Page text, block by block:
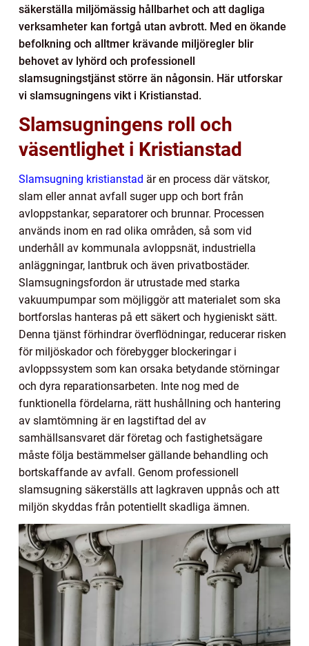
säkerställa miljömässig hållbarhet och att dagliga
verksamheter kan fortgå utan avbrott. Med en ökande
befolkning och alltmer krävande miljöregler blir
behovet av lyhörd och professionell
slamsugningstjänst större än någonsin. Här utforskar
vi slamsugningens vikt i Kristianstad.
Slamsugningens roll och
väsentlighet i Kristianstad
Slamsugning kristianstad är en process där vätskor,
slam eller annat avfall suger upp och bort från
avloppstankar, separatorer och brunnar. Processen
används inom en rad olika områden, så som vid
underhåll av kommunala avloppsnät, industriella
anläggningar, lantbruk och även privatbostäder.
Slamsugningsfordon är utrustade med starka
vakuumpumpar som möjliggör att materialet som ska
bortforslas hanteras på ett säkert och hygieniskt sätt.
Denna tjänst förhindrar överflödningar, reducerar risken
för miljöskador och förebygger blockeringar i
avloppssystem som kan orsaka betydande störningar
och dyra reparationsarbeten. Inte nog med de
funktionella fördelarna, rätt hushållning och hantering
av slamtömning är en lagstiftad del av
samhällsansvaret där företag och fastighetsägare
måste följa bestämmelser gällande behandling och
bortskaffande av avfall. Genom professionell
slamsugning säkerställs att lagkraven uppnås och att
miljön skyddas från potentiellt skadliga ämnen.